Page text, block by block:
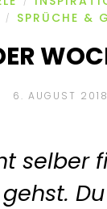
/ SPRÜCHE &
6. AUGUST 2018
selber